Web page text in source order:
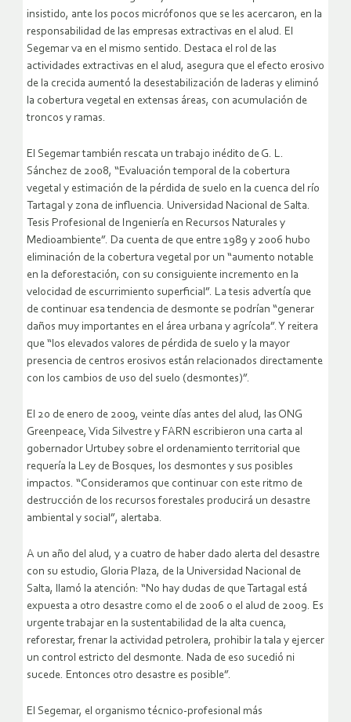
insistido, ante los pocos micrófonos que se les acercaron, en la
responsabilidad de las empresas extractivas en el alud. El
Segemar va en el mismo sentido. Destaca el rol de las
actividades extractivas en el alud, asegura que el efecto erosivo
de la crecida aumentó la desestabilización de laderas y eliminó
la cobertura vegetal en extensas áreas, con acumulación de
troncos y ramas.
El Segemar también rescata un trabajo inédito de G. L.
Sánchez de 2008, “Evaluación temporal de la cobertura
vegetal y estimación de la pérdida de suelo en la cuenca del río
Tartagal y zona de influencia. Universidad Nacional de Salta.
Tesis Profesional de Ingeniería en Recursos Naturales y
Medioambiente”. Da cuenta de que entre 1989 y 2006 hubo
eliminación de la cobertura vegetal por un “aumento notable
en la deforestación, con su consiguiente incremento en la
velocidad de escurrimiento superficial”. La tesis advertía que
de continuar esa tendencia de desmonte se podrían “generar
daños muy importantes en el área urbana y agrícola”. Y reitera
que “los elevados valores de pérdida de suelo y la mayor
presencia de centros erosivos están relacionados directamente
con los cambios de uso del suelo (desmontes)”.
El 20 de enero de 2009, veinte días antes del alud, las ONG
Greenpeace, Vida Silvestre y FARN escribieron una carta al
gobernador Urtubey sobre el ordenamiento territorial que
requería la Ley de Bosques, los desmontes y sus posibles
impactos. “Consideramos que continuar con este ritmo de
destrucción de los recursos forestales producirá un desastre
ambiental y social”, alertaba.
A un año del alud, y a cuatro de haber dado alerta del desastre
con su estudio, Gloria Plaza, de la Universidad Nacional de
Salta, llamó la atención: “No hay dudas de que Tartagal está
expuesta a otro desastre como el de 2006 o el alud de 2009. Es
urgente trabajar en la sustentabilidad de la alta cuenca,
reforestar, frenar la actividad petrolera, prohibir la tala y ejercer
un control estricto del desmonte. Nada de eso sucedió ni
sucede. Entonces otro desastre es posible”.
El Segemar, el organismo técnico-profesional más